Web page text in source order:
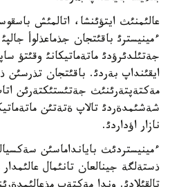
عالئمنئث ايتؤئنشا، اتالمئش
ءمينيسترئ باقئتجان جذماعذلوأ
جةتئلدئرؤدئ ماتةماتيكانئ وقئتؤ
ايقئنداپ بةردئ. باقئتجان تذرسئن
مةكتةپتةرئنئث جةتئستئكتةرئن
شةشئمدةردئ تالاپ ةتةتئن
نازار اؤداردئ.
ءمينيستردئث بايانداماسئن
ذستةلگة جينالعان تانئمال